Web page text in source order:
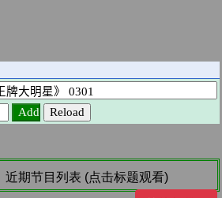
近期节目列表 (点击标题观看)